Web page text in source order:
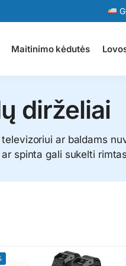
Maitinimo kėdutės
dirželiai
ar baldams
spinta gali sukelti